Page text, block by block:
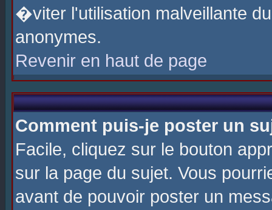
�viter l'utilisation malveillante
anonymes.
Revenir en haut de page
Comment puis-je poster un
Facile, cliquez sur le bouton
sur la page du sujet. Vous
avant de pouvoir poster un